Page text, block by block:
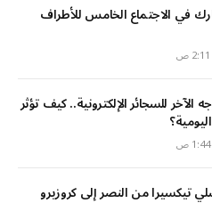
في الاجتماع الخامس للأطراف
للسجائر الإلكترونية.. كيف تؤثر
تيكسيرا من النصر إلى كروزيرو